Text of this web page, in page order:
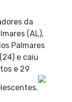
da
(AL),
Palmares
e caiu
e 29